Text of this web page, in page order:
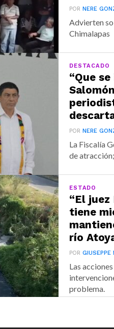
PORNERE
Advierten
Chimalapas
DESTACADO
“Que
PORNERE
La Fiscalía
de
ESTADO
“El juez
tiene
río
PORGIUSEPPE
Las
problema.